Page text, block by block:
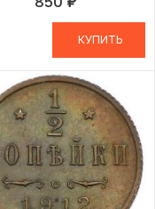
руб.В КОРЗИНЕ
КУПИТЬ